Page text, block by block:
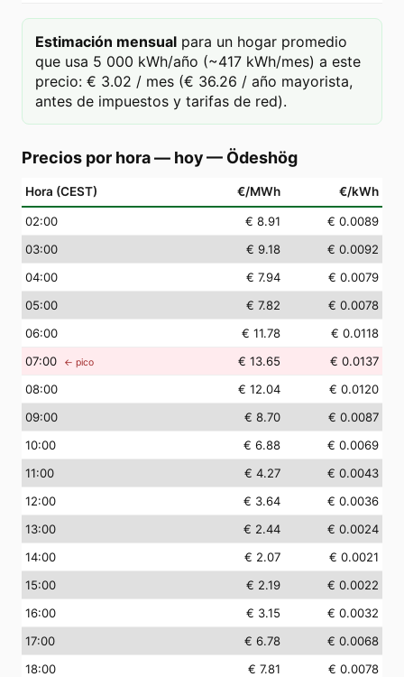
Estimación mensual para un hogar promedio
que usa 5 000 kWh/año (~417 kWh/mes) a este
precio: € 3.02 / mes (€ 36.26 / año mayorista,
antes de impuestos y tarifas de red).
Precios por hora — hoy— Ödeshög
Hora (CEST) €/MWh €/kWh
02:00 € 8.91
€ 0.0089
03:00 € 9.18
€ 0.0092
04:00 € 7.94
€ 0.0079
05:00 € 7.82
€ 0.0078
06:00 € 11.78
€ 0.0118
07:00 ← pico € 13.65
€ 0.0137
08:00 € 12.04
€ 0.0120
09:00 € 8.70
€ 0.0087
10:00 € 6.88
€ 0.0069
11:00 € 4.27
€ 0.0043
12:00 € 3.64
€ 0.0036
13:00 € 2.44
€ 0.0024
14:00 € 2.07
€ 0.0021
15:00 € 2.19
€ 0.0022
16:00 € 3.15
€ 0.0032
17:00 € 6.78
€ 0.0068
18:00 € 7.81
€ 0.0078